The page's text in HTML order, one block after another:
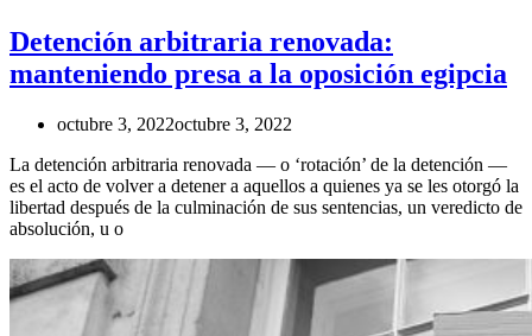
Detención arbitraria renovada:
manteniendo presa a la oposición egipcia
octubre 3, 2022octubre 3, 2022
La detención arbitraria renovada — o ‘rotación’ de la detención —
es el acto de volver a detener a aquellos a quienes ya se les otorgó la
libertad después de la culminación de sus sentencias, un veredicto de
absolución, u o